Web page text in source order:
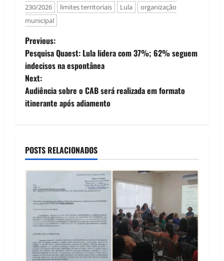
230/2026
limites territoriais Lula
organização
municipal
P
o
s
t
a
v
Previous:
Pesquisa Quaest: Lula lidera com 37%; 62% seguem
indecisos na espontânea
Next:
Audiência sobre o CAB será realizada em formato
itinerante após adiamento
POSTS RELACIONADOS